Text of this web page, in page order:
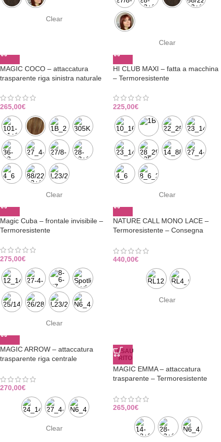
Clear
Clear
MAGIC COCO – attaccatura
trasparente riga sinistra naturale
265,00€
Clear
HI CLUB MAXI – fatta a macchina
– Termoresistente
225,00€
Clear
Magic Cuba – frontale invisibile –
Termoresistente
275,00€
Clear
NATURE CALL MONO LACE –
Termoresistente – Consegna
440,00€
Clear
MAGIC ARROW – attaccatura
trasparente riga centrale
270,00€
Clear
ESAU
RITO
MAGIC EMMA – attaccatura
trasparente – Termoresistente
265,00€